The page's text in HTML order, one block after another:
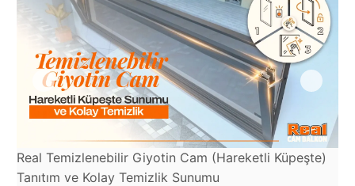
Real Temizlenebilir Giyotin Cam (Hareketli Küpeşte)
Tanıtım ve Kolay Temizlik Sunumu
Tilburg
Van
Yalova
VAZGEÇ